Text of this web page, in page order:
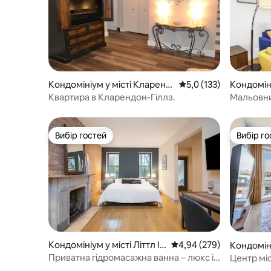
Кондомініум у місті Кларенд
он-Гіллс
Середня оцінка: 5,0 з
5,0 (133)
Квартира в Кларендон-Гіллз.
Вибір гостей
Вибір гостей
Кондомініум у місті Літтл Іт
алі
Середня оцінка: 4,94 з
4,94 (279)
Приватна гідромасажна ванна – люкс із
Вибір
Вибір
de
Центр